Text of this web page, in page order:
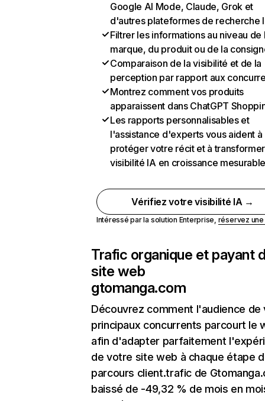
Google AI Mode, Claude, Grok et
d'autres plateformes de recherche
Filtrer les informations au niveau de
marque, du produit ou de la
Comparaison de la visibilité et de la
perception par rapport aux
Montrez comment vos produits
apparaissent dans ChatGPT
Les rapports personnalisables et
l'assistance d'experts vous aident à
protéger votre récit et à
visibilité IA en croissance
Vérifiez votre visibilité IA →
Intéressé par la solution Enterprise, réservez
Trafic organique et payant
site web
gtomanga.com
Découvrez comment l'audience de
principaux concurrents parcourt le
afin d'adapter parfaitement
de votre site web à chaque étape
parcours client.trafic de
baissé de -49,32 % de mois en